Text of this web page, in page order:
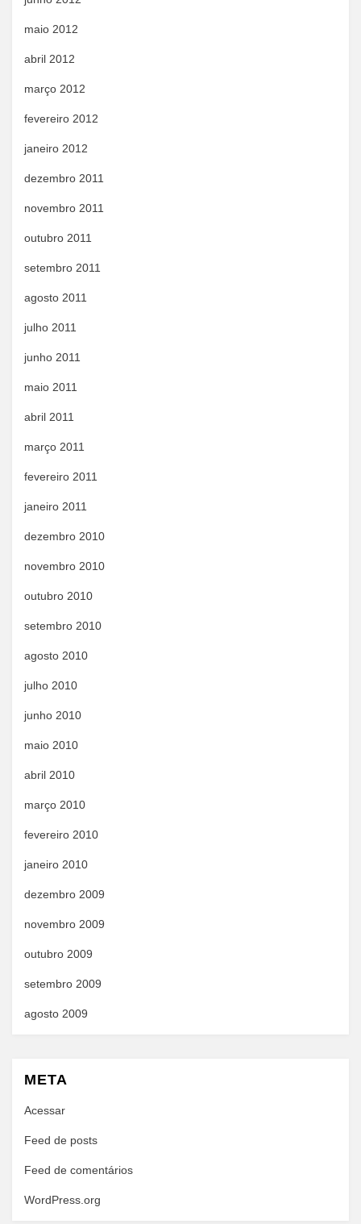
maio 2012
abril 2012
março 2012
fevereiro 2012
janeiro 2012
dezembro 2011
novembro 2011
outubro 2011
setembro 2011
agosto 2011
julho 2011
junho 2011
maio 2011
abril 2011
março 2011
fevereiro 2011
janeiro 2011
dezembro 2010
novembro 2010
outubro 2010
setembro 2010
agosto 2010
julho 2010
junho 2010
maio 2010
abril 2010
março 2010
fevereiro 2010
janeiro 2010
dezembro 2009
novembro 2009
outubro 2009
setembro 2009
agosto 2009
META
Acessar
Feed de posts
Feed de comentários
WordPress.org